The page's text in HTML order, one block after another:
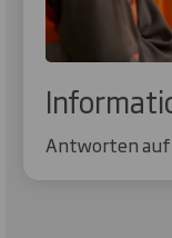
Antworten auf